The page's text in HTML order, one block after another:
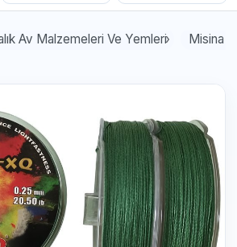
Av Malzemeleri Ve Yemleri Misina